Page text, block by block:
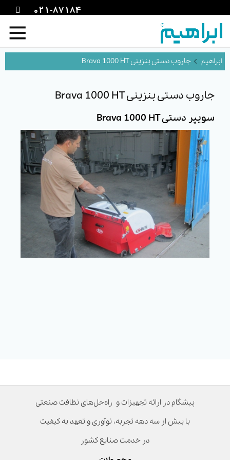
021-87184
جاروب دستی بنزینی Brava 1000 HT
جاروب دستی بنزینی Brava 1000 HT
سویپر دستی Brava 1000 HT
پیشگام در ارائه تجهیزات و راه‌حل‌های نظافت صنعتی
با بیش از سه دهه تجربه، نوآوری و تعهد به کیفیت
در خدمت صنایع کشور